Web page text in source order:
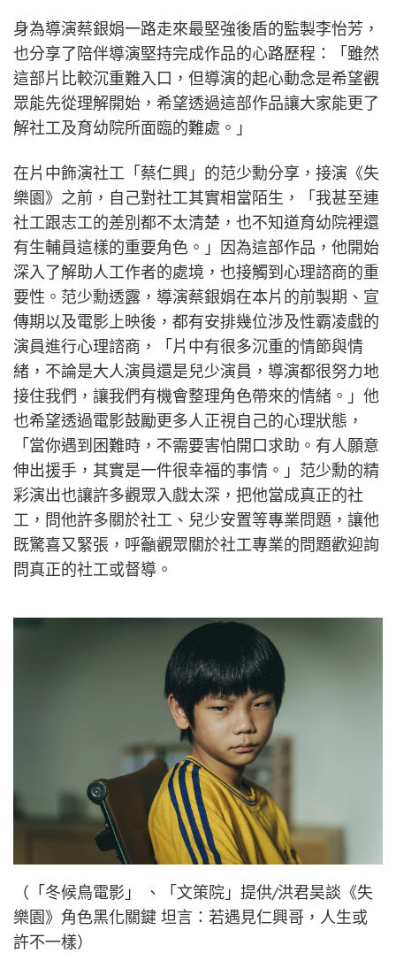
身為導演蔡銀娟一路走來最堅強後盾的監製李怡芳，
也分享了陪伴導演堅持完成作品的心路歷程：「雖然
這部片比較沉重難入口，但導演的起心動念是希望觀
眾能先從理解開始，希望透過這部作品讓大家能更了
解社工及育幼院所面臨的難處。」
在片中飾演社工「蔡仁興」的范少勳分享，接演《失
樂園》之前，自己對社工其實相當陌生，「我甚至連
社工跟志工的差別都不太清楚，也不知道育幼院裡還
有生輔員這樣的重要角色。」因為這部作品，他開始
深入了解助人工作者的處境，也接觸到心理諮商的重
要性。范少勳透露，導演蔡銀娟在本片的前製期、宣
傳期以及電影上映後，都有安排幾位涉及性霸凌戲的
演員進行心理諮商，「片中有很多沉重的情節與情
緒，不論是大人演員還是兒少演員，導演都很努力地
接住我們，讓我們有機會整理角色帶來的情緒。」他
也希望透過電影鼓勵更多人正視自己的心理狀態，
「當你遇到困難時，不需要害怕開口求助。有人願意
伸出援手，其實是一件很幸福的事情。」范少勳的精
彩演出也讓許多觀眾入戲太深，把他當成真正的社
工，問他許多關於社工、兒少安置等專業問題，讓他
既驚喜又緊張，呼籲觀眾關於社工專業的問題歡迎詢
問真正的社工或督導。
（「冬候鳥電影」 、「文策院」提供/洪君昊談《失
樂園》角色黑化關鍵 坦言：若遇見仁興哥，人生或
許不一樣）